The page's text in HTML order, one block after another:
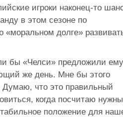
игроки наконец-то
в этом сезоне по
долге»
бы «Челси» предложили ему
же день. Мне бы этого
Думаю, что это правильный
когда посчитаю
положение для